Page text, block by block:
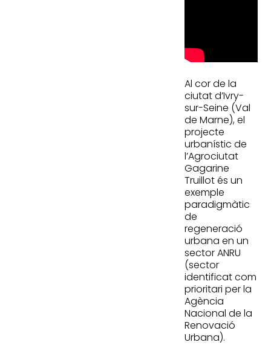
Al cor de la
ciutat d’Ivry-
sur-Seine (Val
de Marne), el
projecte
urbanístic de
l’Agrociutat
Gagarine
Truillot és un
exemple
paradigmàtic
de
regeneració
urbana en un
sector ANRU
(sector
identificat com
prioritari per la
Agència
Nacional de la
Renovació
Urbana).